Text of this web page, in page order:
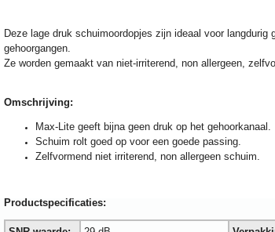
Deze lage druk schuimoordopjes zijn ideaal voor langdurig
gehoorgangen.
Ze worden gemaakt van niet-irriterend, non allergeen,
Omschrijving:
Max-Lite geeft bijna geen druk op het gehoorkanaal.
Schuim rolt goed op voor een goede passing.
Zelfvormend niet irriterend, non allergeen schuim.
Productspecificaties: